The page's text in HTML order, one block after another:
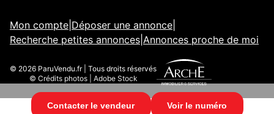
Contacter le vendeur Voir le numéro
Mon compte Déposer une annonce
Recherche petites annonces Annonces proche de moi
© 2026 ParuVendu.fr | Tous droits réservés
© Crédits photos | Adobe Stock
© 2026 ParuVendu.fr | Tous droits réservés